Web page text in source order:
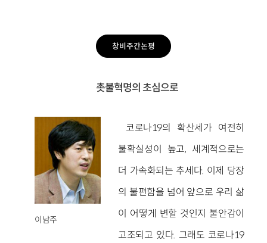
창비주간논평
촛불혁명의 초심으로
이남주
코로나19의 확산세가 여전히
불확실성이 높고, 세계적으로는
더 가속화되는 추세다. 이제 당장
의 불편함을 넘어 앞으로 우리 삶
이 어떻게 변할 것인지 불안감이
고조되고 있다. 그래도 코로나19